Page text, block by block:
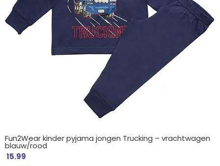
Fun2Wear kinder pyjama jongen Trucking – vrachtwagen
blauw/rood
15.99